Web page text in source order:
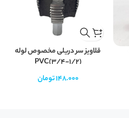
قلاویز سر دریلی مخصوص لوله
PVC(3/4-1/2)
148.000تومان